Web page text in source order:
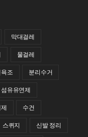
막대걸레
물걸레
조 분리수거
섬유유연제
수건
스퀴지 신발 정리